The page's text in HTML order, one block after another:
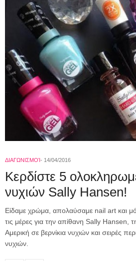
ΔΙΑΓΩΝΙΣΜΟΊ 14/04/2016
Κερδίστε 5
νυχιών Sally Hansen!
Είδαμε χρώμα, απολαύσαμε nail art και
τις μέρες για την απίθανη Sally Hansen,
Αμερική σε βερνίκια νυχιών και σειρές
νυχιών.